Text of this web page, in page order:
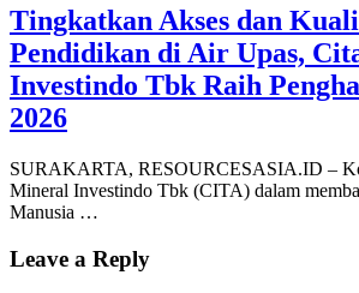
Tingkatkan Akses dan
Pendidikan di Air Upas,
Investindo Tbk Raih
2026
SURAKARTA, RESOURCESASIA.ID –
Mineral Investindo Tbk (CITA) dalam
Manusia …
Leave a Reply